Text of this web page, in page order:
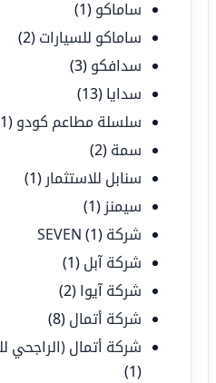
ساماكو (1)
ساماكو للسيارات (2)
سدافكو (3)
سدايا (13)
سلسلة مطاعم كودو (1)
سمة (2)
سنابل للاستثمار (1)
سيمنز (1)
شركة SEVEN (1)
شركة آبل (1)
شركة آيوا (2)
شركة أتمال (8)
شركة أتمال (الراجحي
(1)